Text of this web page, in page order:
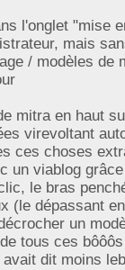
l'onglet "mise
mais
/ modèles de
mitra en haut
virevoltant
ces choses
un viablog
le bras
(le dépassant
un
tous ces
dit moins